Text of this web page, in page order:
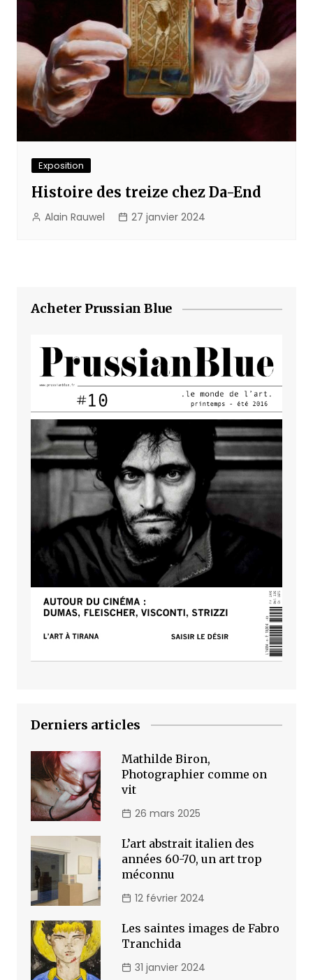
Exposition
Histoire des treize chez Da-End
Alain Rauwel 27 janvier 2024
Acheter Prussian Blue
Derniers articles
Mathilde Biron,
Photographier comme on
vit
26 mars 2025
L’art abstrait italien des
années 60-70, un art trop
méconnu
12 février 2024
Les saintes images de Fabro
Tranchida
31 janvier 2024